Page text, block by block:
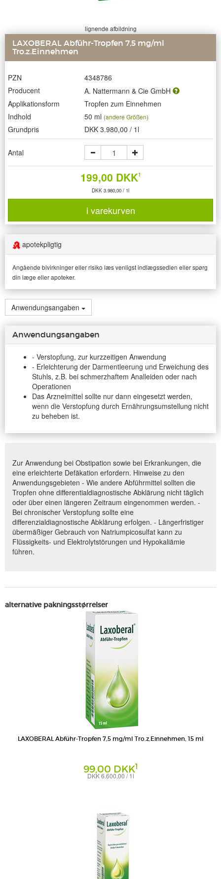
lignende afbildning
LAXOBERAL Abführ-Tropfen 7,5 mg/ml
Tro.z.Einnehmen
PZN
4348786
Producent
A. Nattermann & Cie GmbH
Applikationsform
Tropfen zum Einnehmen
Indhold
50 ml (andere Größen)
Grundpris DKK 3.980,00 / 1l
Antal
199,00 DKK1
DKK 3.980,00 / 1l
i varekurven
apotekpligtig
Angående bivirkninger eller risiko læs venligst indlægssedlen eller spørg
din læge eller apoteker.
Anwendungsangaben
Anwendungsangaben
- Verstopfung, zur kurzzeitigen Anwendung
- Erleichterung der Darmentleerung und Erweichung des
Stuhls, z.B. bei schmerzhaftem Analleiden oder nach
Operationen
Das Arzneimittel sollte nur dann eingesetzt werden,
wenn die Verstopfung durch Ernährungsumstellung nicht
zu beheben ist.
Zur Anwendung bei Obstipation sowie bei Erkrankungen, die
eine erleichterte Defäkation erfordern. Hinweise zu den
Anwendungsgebieten - Wie andere Abführmittel sollten die
Tropfen ohne differentialdiagnostische Abklärung nicht täglich
oder über einen längeren Zeitraum eingenommen werden. -
Bei chronischer Verstopfung sollte eine
differenzialdiagnostische Abklärung erfolgen. - Längerfristiger
übermäßiger Gebrauch von Natriumpicosulfat kann zu
Flüssigkeits- und Elektrolytstörungen und Hypokaliämie
führen.
alternative pakningsstørrelser
LAXOBERAL Abführ-Tropfen 7,5 mg/ml Tro.z.Einnehmen, 15 ml
99,00 DKK1
DKK 6.600,00 / 1l